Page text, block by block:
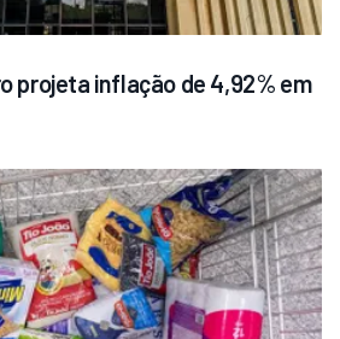
projeta inflação de 4,92% em